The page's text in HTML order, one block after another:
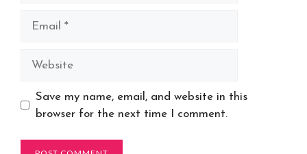
Website
Save my name, email, and website in this
browser for the next time I comment.